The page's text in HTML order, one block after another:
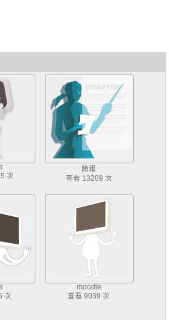
次
簡報
查看 13209 次
次
moodle
查看 9039 次